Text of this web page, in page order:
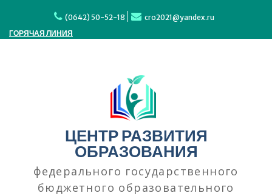
содержимому
(0642) 50-52-18
cro2021@yandex.ru
ГОРЯЧАЯ ЛИНИЯ
ЦЕНТР РАЗВИТИЯ
ОБРАЗОВАНИЯ
федерального государственного
бюджетного образовательного